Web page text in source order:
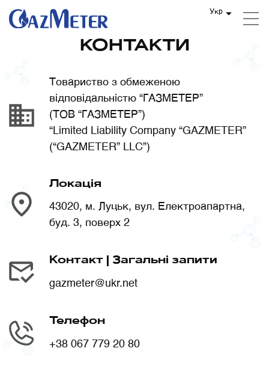
Укр
КОНТАКТИ
Товариство з обмеженою
відповідальністю “ГАЗМЕТЕР”
(ТОВ “ГАЗМЕТЕР”)
“Limited Liability Company “GAZMETER”
(“GAZMETER” LLC”)
Локація
43020, м. Луцьк, вул. Електроапартна,
буд. 3, поверх 2
Контакт | Загальні запити
gazmeter@ukr.net
Телефон
+38 067 779 20 80